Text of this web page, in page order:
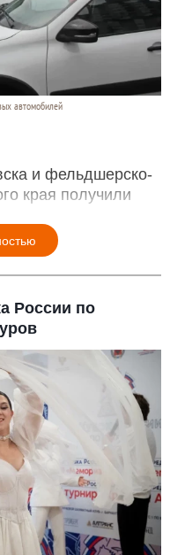
автомобилей
и фельдшерско-
края получили
России по